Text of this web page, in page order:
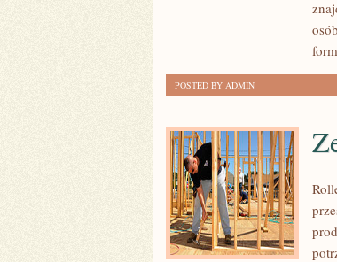
POSTED BY ADMIN